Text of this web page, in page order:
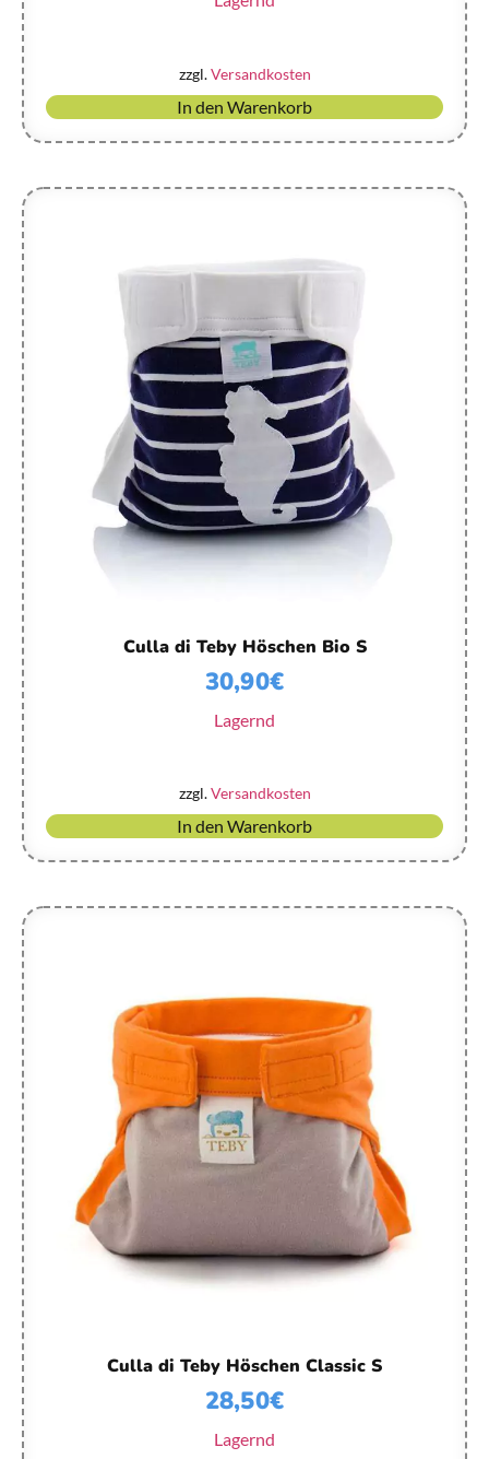
zzgl.Versandkosten
In den Warenkorb
Culla di Teby Höschen Bio S
30,90€
Lagernd
zzgl.Versandkosten
In den Warenkorb
Culla di Teby Höschen Classic S
28,50€
Lagernd